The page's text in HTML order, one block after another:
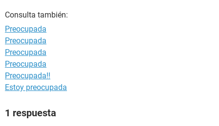
Consulta también:
Preocupada
Preocupada
Preocupada
Preocupada
Preocupada!!
Estoy preocupada
1 respuesta